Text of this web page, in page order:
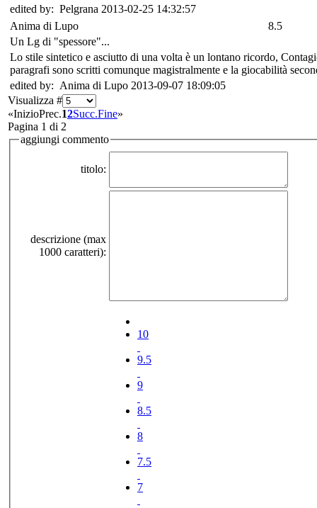
edited by: Pelgrana 2013-02-25 14:32:57
Anima di Lupo
8.5
Un Lg di "spessore"...
Lo stile sintetico e asciutto di una volta è un lontano ricordo,
paragrafi sono scritti comunque magistralmente e la giocabilità
edited by: Anima di Lupo 2013-09-07 18:09:05
Visualizza #
«InizioPrec.12Succ.Fine»
Pagina 1 di 2
aggiungi commento
titolo:
descrizione (max
1000 caratteri):
10
9.5
9
8.5
8
7.5
7